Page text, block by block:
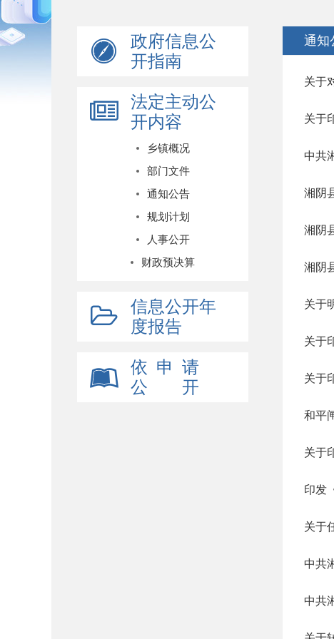
政府信息公
开指南
法定主动公
开内容
乡镇概况
部门文件
通知公告
规划计划
人事公开
财政预决算
信息公开年
度报告
依 申 请
公 开
通知
关于
关于
中共
湘阴
湘阴
湘阴
关于
关于
关于
和平
关于
印发
关于
中共
中共